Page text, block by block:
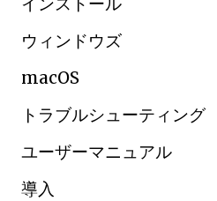
ウィンドウズ
macOS
トラブルシューティング
ユーザーマニュアル
導入